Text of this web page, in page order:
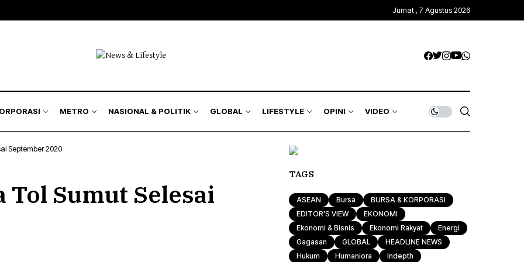
Jumat , 7 Agustus 2026
METRO NASIONAL & POLITIK GLOBAL LIFESTYLE OPINI VIDEO
September 2020
Tol Sumut Selesai
TAGS
ASEAN Bursa
BURSA & KORPORASI
EDITOR'S VIEW
EKONOMI
Ekonomi & Bisnis
Ekonomi Rakyat
Energi
Gagasan
GLOBAL
HEADLINE NEWS
Hukum
Humaniora
Indepth